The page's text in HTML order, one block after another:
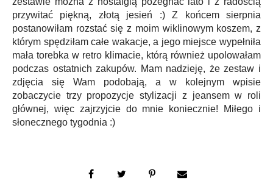
przywitać piękną, złotą jesień :) Z końcem sierpnia
postanowiłam rozstać się z moim wiklinowym koszem, z
którym spędziłam całe wakacje, a jego miejsce wypełniła
mała torebka w retro klimacie, którą również upolowałam
podczas ostatnich zakupów. Mam nadzieję, że zestaw i
zdjęcia się Wam podobają, a w kolejnym wpisie
zobaczycie trzy propozycje stylizacji z jeansem w roli
głównej, więc zajrzyjcie do mnie koniecznie! Miłego i
słonecznego tygodnia :)